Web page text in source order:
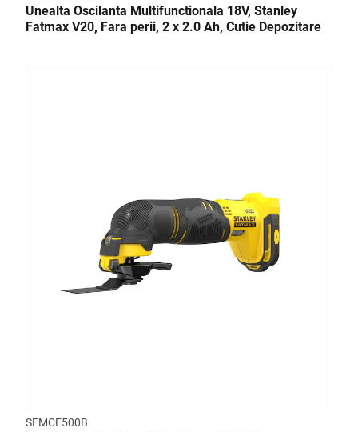
Unealta Oscilanta Multifunctionala 18V, Stanley
Fatmax V20, Fara perii, 2 x 2.0 Ah, Cutie Depozitare
SFMCE500B